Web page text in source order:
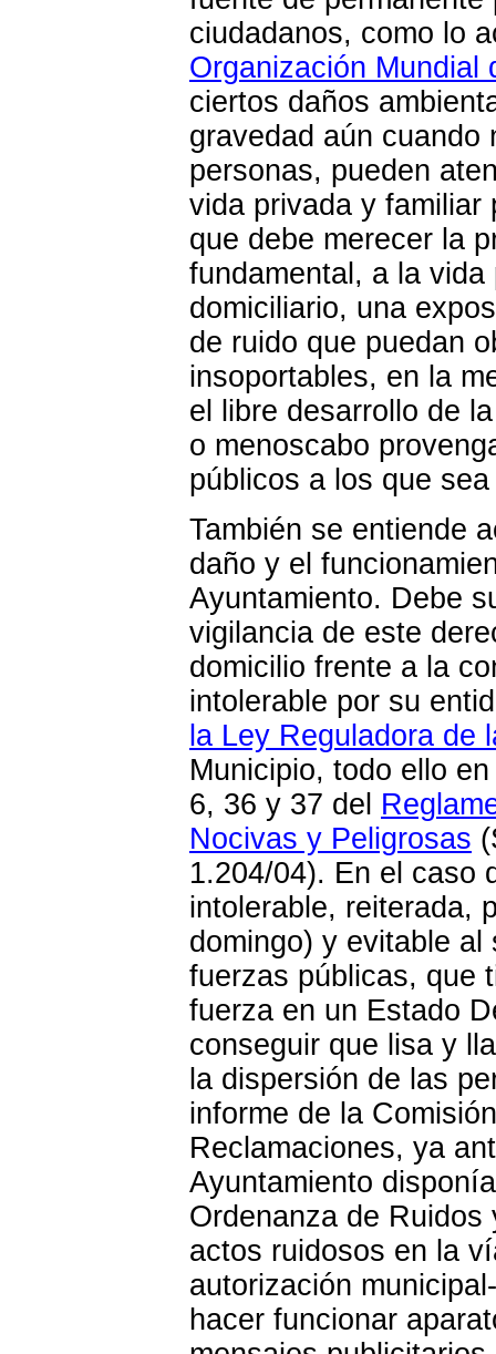
ciudadanos, como lo
Organización Mundial
ciertos daños
gravedad aún cuando
personas, pueden
vida privada y familiar
que debe merecer la
fundamental, a la
domiciliario, una
de ruido que puedan
insoportables, en la
el libre desarrollo de
o menoscabo
públicos a los que
También se entiende
daño y el
Ayuntamiento. Debe
vigilancia de este
domicilio frente a la
intolerable por su
la Ley Reguladora de
Municipio, todo ello
6, 36 y 37 del
Nocivas y Peligrosas
1.204/04). En el caso
intolerable, reiterada,
domingo) y evitable
fuerzas públicas, que
fuerza en un Estado
conseguir que lisa y
la dispersión de las
informe de la
Reclamaciones, ya
Ayuntamiento
Ordenanza de
actos ruidosos en la
autorización
hacer funcionar